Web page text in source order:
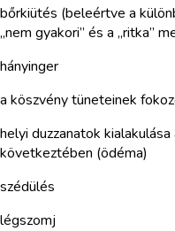
bőrkiütés (beleértve a
„nem gyakori” és a „ritka”
hányinger
a köszvény tüneteinek
helyi duzzanatok
következtében (ödéma)
szédülés
légszomj